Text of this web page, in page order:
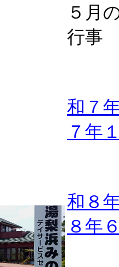
５
行事
和７
７年
和８
８年